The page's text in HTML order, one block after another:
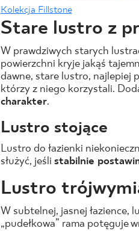
Kolekcja Fillstone
Stare lustro z
W prawdziwych starych
powierzchni kryje jakąś
dawne, stare lustro, najlepiej
którzy z niego korzystali.
charakter.
Lustro stojące
Lustro do łazienki
służyć, jeśli stabilnie
Lustro
W subtelnej, jasnej łazience,
„pudełkowa” rama potęguje